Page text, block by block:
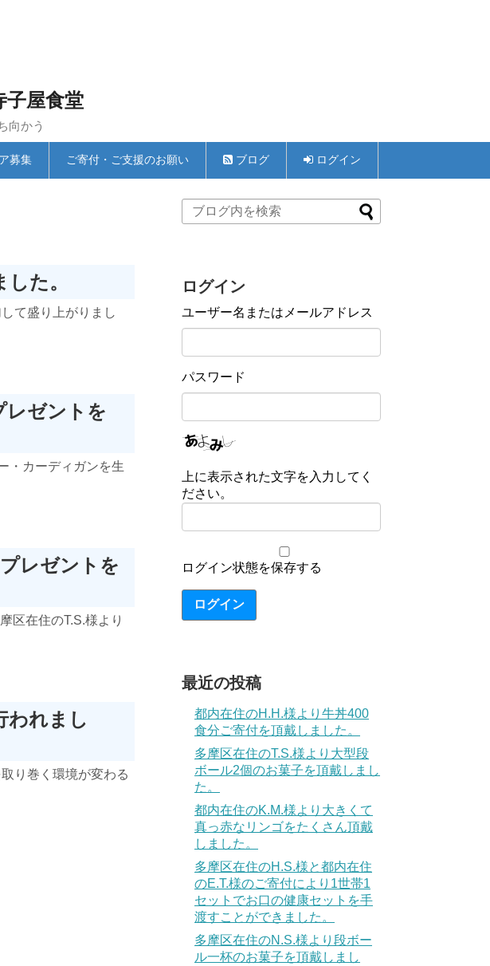
子屋食堂
向かう
募集 ご寄付・ご支援のお願い ブログ ログイン
た。
て盛り上がりまし
レゼントを
・カーディガンを生
レゼントを
区在住のT.S.様より
われまし
り巻く環境が変わる
ログイン
ユーザー名またはメールアドレス
パスワード
上に表示された文字を入力してく
ださい。
ログイン状態を保存する
ログイン
最近の投稿
都内在住のH.H.様より牛丼400
食分ご寄付を頂戴しました。
多摩区在住のT.S.様より大型段
ボール2個のお菓子を頂戴しまし
た。
都内在住のK.M.様より大きくて
真っ赤なリンゴをたくさん頂戴
しました。
多摩区在住のH.S.様と都内在住
のE.T.様のご寄付により1世帯1
セットでお口の健康セットを手
渡すことができました。
多摩区在住のN.S.様より段ボー
ル一杯のお菓子を頂戴しまし